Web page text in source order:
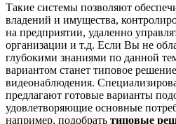
Такие системы позволяют
владений и имущества,
на предприятии, удаленно
организации и т.д. Если Вы не
глубокими знаниями по данной
вариантом станет типовое
видеонаблюдения.
предлагают готовые варианты
удовлетворяющие основные
например, подобрать типовые